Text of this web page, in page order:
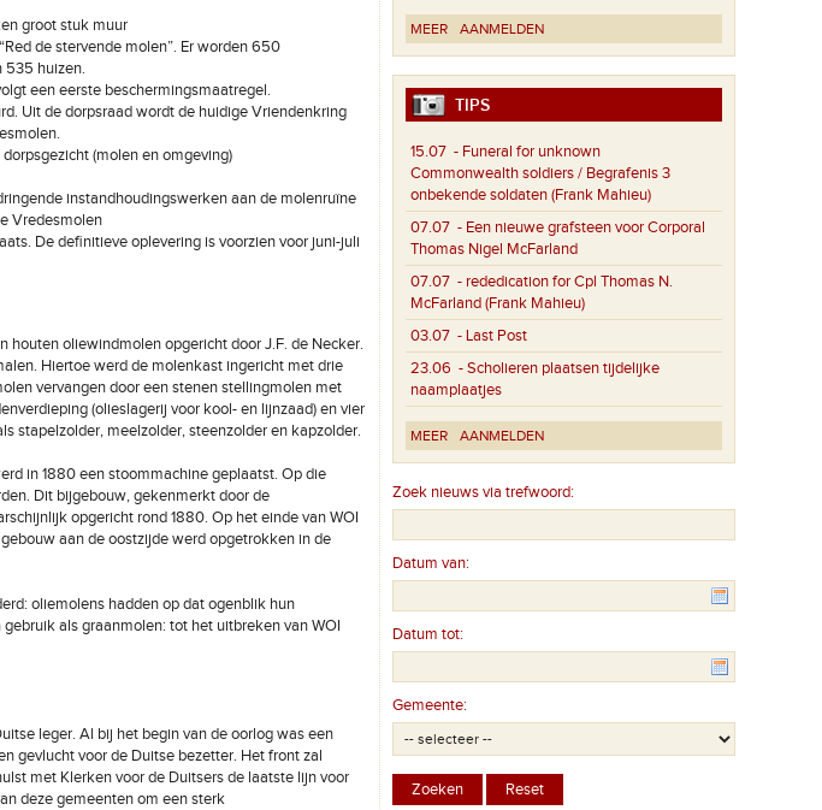
groot stuk muur
de stervende molen”. Er worden 650
535 huizen.
een eerste beschermingsmaatregel.
Uit de dorpsraad wordt de huidige Vriendenkring
(molen en omgeving)
instandhoudingswerken aan de molenruïne
Vredesmolen
De definitieve oplevering is voorzien voor juni-juli
houten oliewindmolen opgericht door J.F. de Necker.
Hiertoe werd de molenkast ingericht met drie
vervangen door een stenen stellingmolen met
(olieslagerij voor kool- en lijnzaad) en vier
stapelzolder, meelzolder, steenzolder en kapzolder.
in 1880 een stoommachine geplaatst. Op die
Dit bijgebouw, gekenmerkt door de
opgericht rond 1880. Op het einde van WOI
aan de oostzijde werd opgetrokken in de
oliemolens hadden op dat ogenblik hun
als graanmolen: tot het uitbreken van WOI
leger. Al bij het begin van de oorlog was een
gevlucht voor de Duitse bezetter. Het front zal
met Klerken voor de Duitsers de laatste lijn voor
deze gemeenten om een sterk
MEER AANMELDEN
TIPS
15.07 - Funeral for unknown
Commonwealth soldiers / Begrafenis 3
onbekende soldaten (Frank Mahieu)
07.07 - Een nieuwe grafsteen voor Corporal
Thomas Nigel McFarland
07.07 - rededication for Cpl Thomas N.
McFarland (Frank Mahieu)
03.07 - Last Post
23.06 - Scholieren plaatsen tijdelijke
naamplaatjes
MEER AANMELDEN
Zoek nieuws via trefwoord:
Datum van:
Datum tot:
Gemeente: